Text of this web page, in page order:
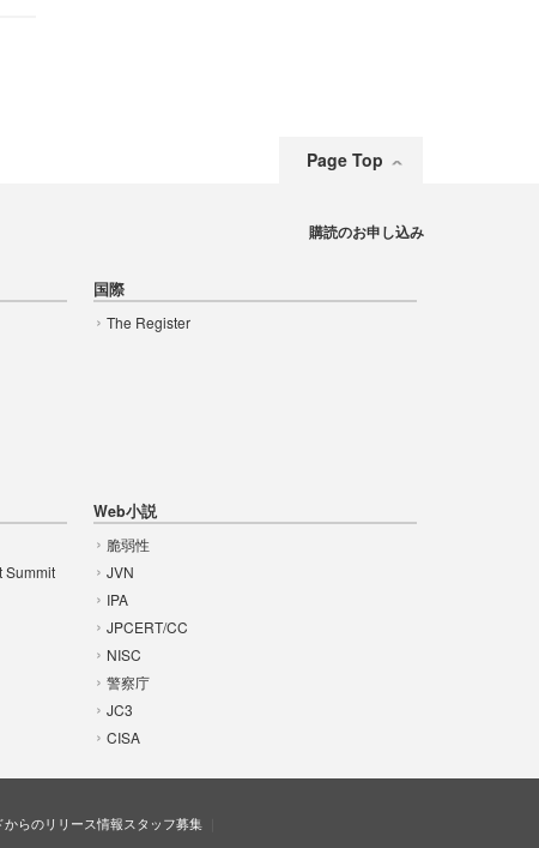
Page Top
国際
The Register
Summit
Web小説
脆弱性
JVN
IPA
JPCERT/CC
NISC
警察庁
JC3
CISA
購読のお申し込み
からのリリース情報スタッフ募集